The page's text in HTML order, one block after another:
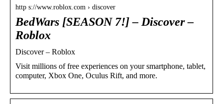
http s://www.roblox.com › discover
BedWars [SEASON 7!] – Discover –
Roblox
Discover – Roblox
Visit millions of free experiences on your smartphone, tablet,
computer, Xbox One, Oculus Rift, and more.